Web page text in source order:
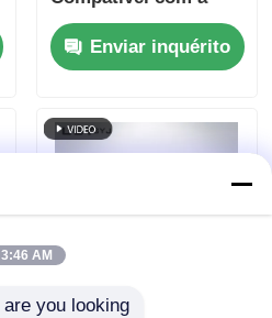
ASTM D4060, ASTM
D1044, ISO 5470 e JIS
K7204 Com carga
1000g e velocidade de
rotação de 60 r/min
Enviar inquérito
3:46 AM
you looking